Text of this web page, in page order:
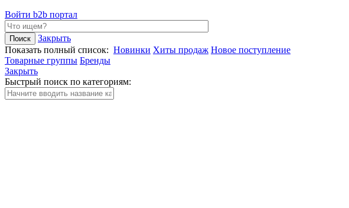
Войти b2b портал
Закрыть
Показать полный список: Новинки Хиты продаж Новое поступление
Товарные группы Бренды
Закрыть
Быстрый поиск по категориям: